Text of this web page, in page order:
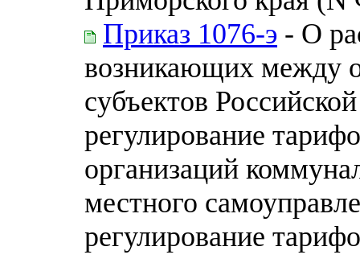
Приказ 1076-э - О
возникающих между
субъектов
регулирование
организаций
местного
регулирование